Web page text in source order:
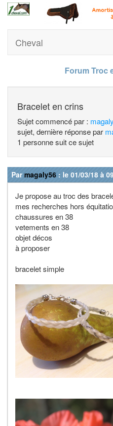
Cheval
Forum Troc
Bracelet en crins
Sujet commencé par :
sujet, dernière réponse par
1 personne suit ce sujet
Parmagaly56 : le 01/03/18 à
Je propose au troc des
mes recherches hors
chaussures en 38
vetements en 38
objet décos
à proposer
bracelet simple